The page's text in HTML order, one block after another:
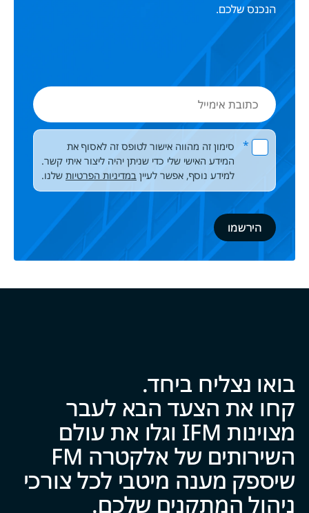
הנכנס שלכם.
כתובת
אימייל
Please leave this field empty.
*
סימון זה מהווה אישור לטופס זה לאסוף את
המידע האישי שלי כדי שניתן יהיה ליצור איתי קשר.
למידע נוסף, אפשר לעיין במדיניות הפרטיות שלנו.
בואו נצליח ביח‍‍ד.
קחו את הצעד הבא לעבר
מצוינות IFM וגלו את עולם
השירותים של אלקטרה FM
שיספק מענה מיטבי לכל צ‍‍ו‍‍רכי
ניהול המתקנים של‍‍כם.